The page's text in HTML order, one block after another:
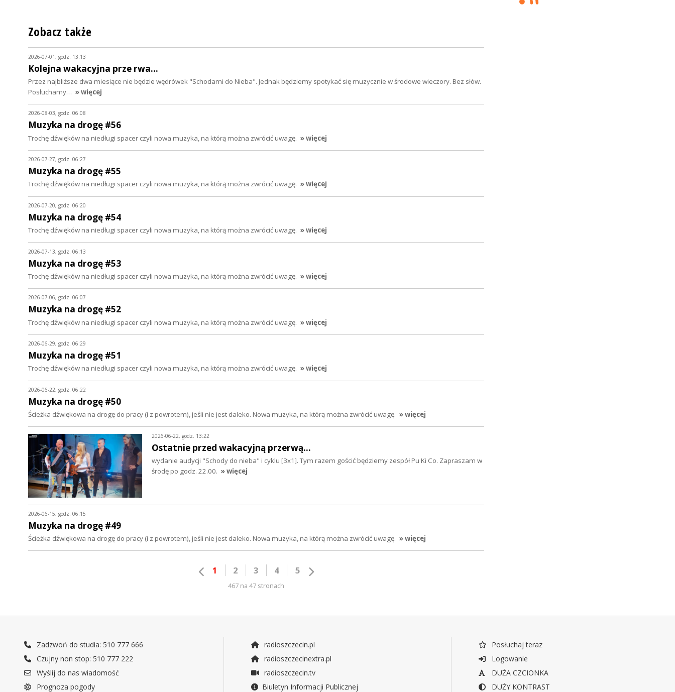
Zobacz także
2026-07-01, godz. 13:13
Kolejna wakacyjna prze rwa...
Przez najbliższe dwa miesiące nie będzie wędrówek "Schodami do Nieba". Jednak będziemy spotykać się muzycznie w środowe wieczory. Bez słów.
Posłuchamy… » więcej
2026-08-03, godz. 06:08
Muzyka na drogę #56
Trochę dźwięków na niedługi spacer czyli nowa muzyka, na którą można zwrócić uwagę. » więcej
2026-07-27, godz. 06:27
Muzyka na drogę #55
Trochę dźwięków na niedługi spacer czyli nowa muzyka, na którą można zwrócić uwagę. » więcej
2026-07-20, godz. 06:20
Muzyka na drogę #54
Trochę dźwięków na niedługi spacer czyli nowa muzyka, na którą można zwrócić uwagę. » więcej
2026-07-13, godz. 06:13
Muzyka na drogę #53
Trochę dźwięków na niedługi spacer czyli nowa muzyka, na którą można zwrócić uwagę. » więcej
2026-07-06, godz. 06:07
Muzyka na drogę #52
Trochę dźwięków na niedługi spacer czyli nowa muzyka, na którą można zwrócić uwagę. » więcej
2026-06-29, godz. 06:29
Muzyka na drogę #51
Trochę dźwięków na niedługi spacer czyli nowa muzyka, na którą można zwrócić uwagę. » więcej
2026-06-22, godz. 06:22
Muzyka na drogę #50
Ścieżka dźwiękowa na drogę do pracy (i z powrotem), jeśli nie jest daleko. Nowa muzyka, na którą można zwrócić uwagę. » więcej
2026-06-22, godz. 13:22
Ostatnie przed wakacyjną przerwą...
wydanie audycji "Schody do nieba" i cyklu [3x1]. Tym razem gościć będziemy zespół Pu Ki Co. Zapraszam w
środę po godz. 22.00. » więcej
2026-06-15, godz. 06:15
Muzyka na drogę #49
Ścieżka dźwiękowa na drogę do pracy (i z powrotem), jeśli nie jest daleko. Nowa muzyka, na którą można zwrócić uwagę. » więcej
1 2 3 4 5
467 na 47 stronach
Zadzwoń do studia: 510 777 666
Czujny non stop: 510 777 222
Wyślij do nas wiadomość
Prognoza pogody
radioszczecin.pl
radioszczecinextra.pl
radioszczecin.tv
Biuletyn Informacji Publicznej
Posłuchaj teraz
Logowanie
DUŻA CZCIONKA
DUŻY KONTRAST